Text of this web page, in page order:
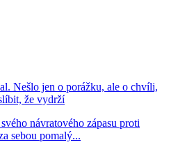
Nešlo jen o porážku, ale o chvíli,
že vydrží
návratového zápasu proti
sebou pomalý...